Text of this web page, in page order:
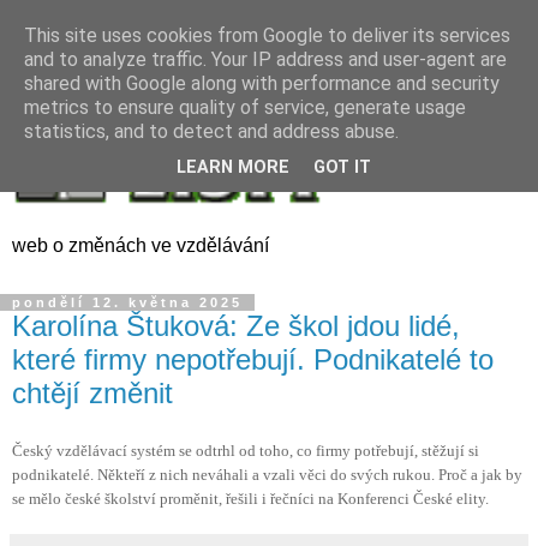
web o změnách ve vzdělávání
pondělí 12. května 2025
Karolína Štuková: Ze škol jdou lidé,
které firmy nepotřebují. Podnikatelé to
chtějí změnit
Český vzdělávací systém se odtrhl od toho, co firmy potřebují, stěžují si
podnikatelé. Někteří z nich neváhali a vzali věci do svých rukou. Proč a jak by
se mělo české školství proměnit, řešili i řečníci na Konferenci České elity.
This site uses cookies from Google to deliver its services
and to analyze traffic. Your IP address and user-agent are
shared with Google along with performance and security
metrics to ensure quality of service, generate usage
statistics, and to detect and address abuse.
LEARN MORE GOT IT